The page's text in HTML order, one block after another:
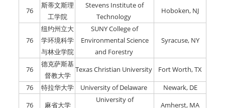
76
斯蒂文斯理
工学院
Stevens Institute of
Technology
Hoboken, NJ
76
纽约州立大
学环境科学
与林业学院
SUNY College of
Environmental Science
and Forestry
Syracuse, NY
76
德克萨斯基
督教大学
Texas Christian University
Fort Worth, TX
76
特拉华大学 University of Delaware
Newark, DE
76
麻省大学
University of
Amherst, MA